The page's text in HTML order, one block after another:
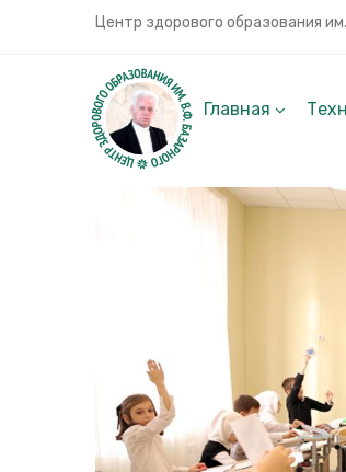
Центр здорового образования
Главная